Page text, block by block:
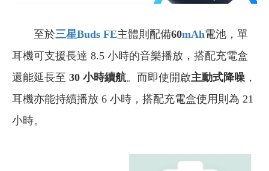
至於三星Buds FE主體則配備60mAh電池，單
耳機可支援長達 8.5 小時的音樂播放，搭配充電盒
還能延長至 30 小時續航。而即使開啟主動式降噪 ，
耳機亦能持續播放 6 小時，搭配充電盒使用則為 21
小時。